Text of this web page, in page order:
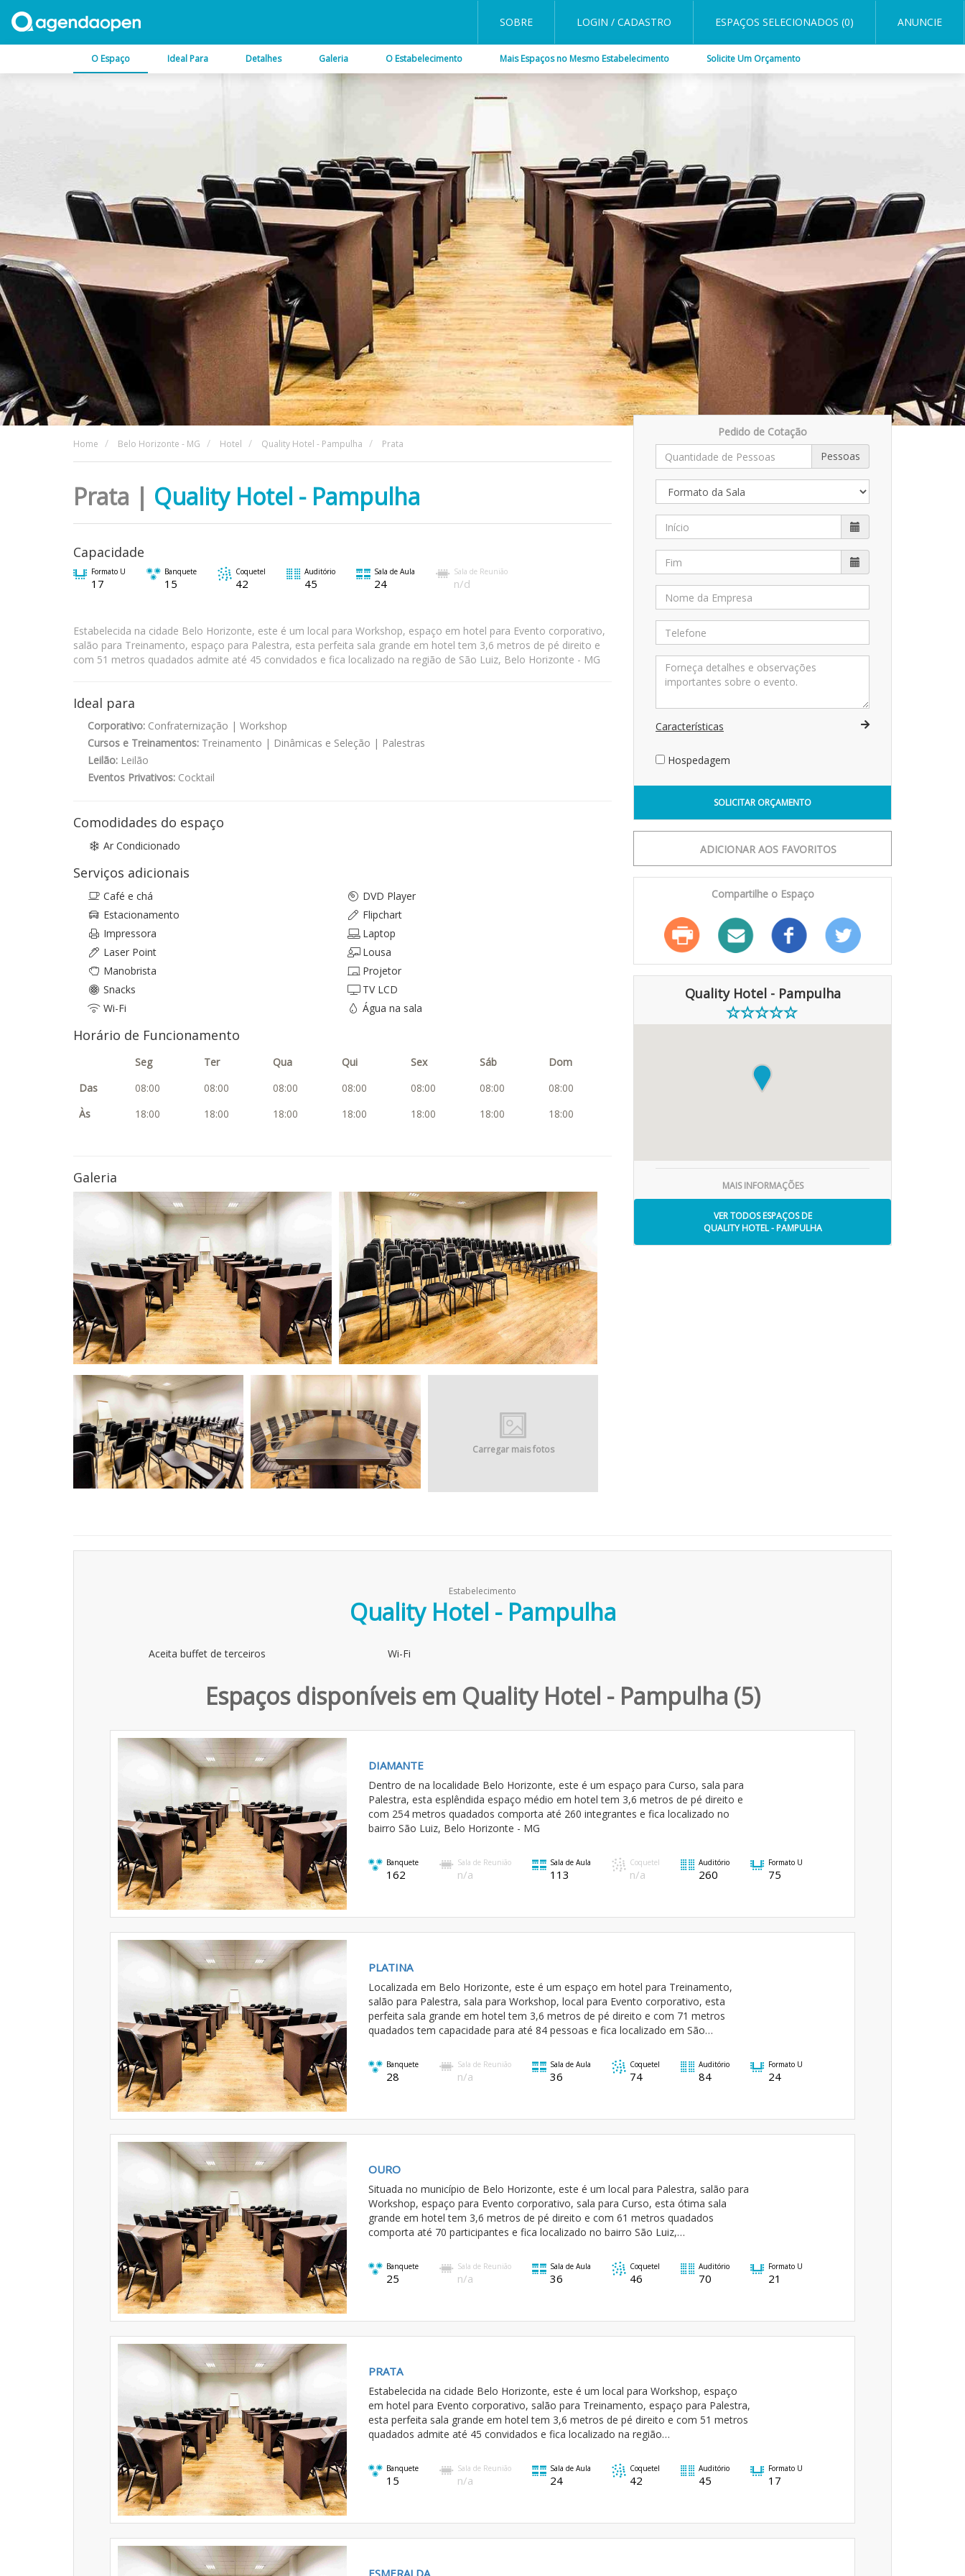
SOBRE LOGIN / CADASTRO ESPAÇOS SELECIONADOS (0) ANUNCIE
O Espaço Ideal Para Detalhes Galeria O Estabelecimento Mais Espaços no Mesmo Estabelecimento Solicite Um Orçamento
Home Belo Horizonte - MG Hotel Quality Hotel - Pampulha Prata
Prata | Quality Hotel - Pampulha
Capacidade
Formato U
17
Banquete
15
Coquetel
42
Auditório
45
Sala de Aula
24
Sala de Reunião
n/d
Estabelecida na cidade Belo Horizonte, este é um local para Workshop, espaço em hotel para Evento corporativo,
salão para Treinamento, espaço para Palestra, esta perfeita sala grande em hotel tem 3,6 metros de pé direito e
com 51 metros quadados admite até 45 convidados e fica localizado na região de São Luiz, Belo Horizonte - MG
Ideal para
Corporativo: Confraternização | Workshop
Cursos e Treinamentos: Treinamento | Dinâmicas e Seleção | Palestras
Leilão: Leilão
Eventos Privativos: Cocktail
Comodidades do espaço
Ar Condicionado
Serviços adicionais
Café e chá
DVD Player
Estacionamento
Flipchart
Impressora
Laptop
Laser Point
Lousa
Manobrista
Projetor
Snacks
TV LCD
Wi-Fi
Água na sala
Horário de Funcionamento
Seg Ter Qua Qui Sex Sáb
Dom
Das
08:00 08:00 08:00 08:00 08:00 08:00
08:00
Às
18:00 18:00 18:00 18:00 18:00 18:00 18:00
Galeria
Carregar mais fotos
Pedido de Cotação
Pessoas
Características
Hospedagem
SOLICITAR ORÇAMENTO
Compartilhe o Espaço
Quality Hotel - Pampulha
MAIS INFORMAÇÕES
VER TODOS ESPAÇOS DE
QUALITY HOTEL - PAMPULHA
Estabelecimento
Quality Hotel - Pampulha
Aceita buffet de terceiros Wi-Fi
Espaços disponíveis em Quality Hotel - Pampulha (5)
Previous Next
DIAMANTE
Dentro de na localidade Belo Horizonte, este é um espaço para Curso, sala para
Palestra, esta esplêndida espaço médio em hotel tem 3,6 metros de pé direito e
com 254 metros quadados comporta até 260 integrantes e fica localizado no
bairro São Luiz, Belo Horizonte - MG
Banquete
162
Sala de Reunião
n/a
Sala de Aula
113
Coquetel
n/a
Auditório
260
Formato U
75
Previous Next
PLATINA
Localizada em Belo Horizonte, este é um espaço em hotel para Treinamento,
salão para Palestra, sala para Workshop, local para Evento corporativo, esta
perfeita sala grande em hotel tem 3,6 metros de pé direito e com 71 metros
quadados tem capacidade para até 84 pessoas e fica localizado em São…
Banquete
28
Sala de Reunião
n/a
Sala de Aula
36
Coquetel
74
Auditório
84
Formato U
24
Previous Next
OURO
Situada no município de Belo Horizonte, este é um local para Palestra, salão para
Workshop, espaço para Evento corporativo, sala para Curso, esta ótima sala
grande em hotel tem 3,6 metros de pé direito e com 61 metros quadados
comporta até 70 participantes e fica localizado no bairro São Luiz,…
Banquete
25
Sala de Reunião
n/a
Sala de Aula
36
Coquetel
46
Auditório
70
Formato U
21
Previous Next
PRATA
Estabelecida na cidade Belo Horizonte, este é um local para Workshop, espaço
em hotel para Evento corporativo, salão para Treinamento, espaço para Palestra,
esta perfeita sala grande em hotel tem 3,6 metros de pé direito e com 51 metros
quadados admite até 45 convidados e fica localizado na região…
Banquete
15
Sala de Reunião
n/a
Sala de Aula
24
Coquetel
42
Auditório
45
Formato U
17
Previous Next
ESMERALDA